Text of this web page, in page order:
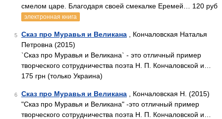
смелом царе. Благодаря своей смекалке Еремей… 120 руб
электронная книга
5 Сказ про Муравья и Великана , Кончаловская Наталья
Петровна (2015)
`Сказ про Муравья и Великана` - это отличный пример
творческого сотрудничества поэта Н. П. Кончаловской и…
175 грн (только Украина)
6 Сказ про Муравья и Великана , Кончаловская Н. (2015)
"Сказ про Муравья и Великана" -это отличный пример
творческого сотрудничества поэта Н. П. Кончаловской и…